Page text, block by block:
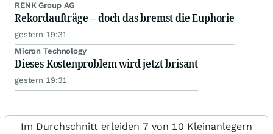
RENK Group AG
Rekordaufträge – doch das bremst die Euphorie
gestern 19:31
Micron Technology
Dieses Kostenproblem wird jetzt brisant
gestern 19:31
Im Durchschnitt erleiden 7 von 10 Kleinanlegern